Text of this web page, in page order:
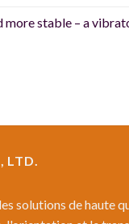
more stable – a
LTD.
solutions de haute